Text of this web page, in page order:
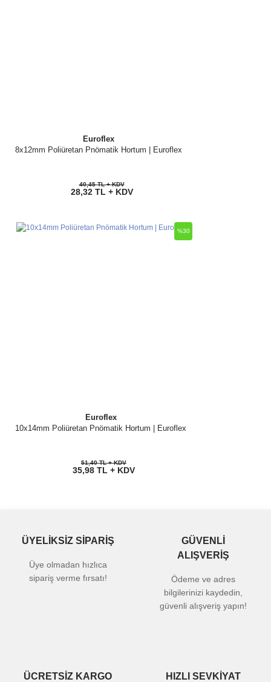
Euroflex
8x12mm Poliüretan Pnömatik Hortum | Euroflex
40,45 TL + KDV
28,32 TL + KDV
Euroflex
10x14mm Poliüretan Pnömatik Hortum | Euroflex
%30
51,40 TL + KDV
35,98 TL + KDV
ÜYELİKSİZ SİPARİŞ
Üye olmadan hızlıca
sipariş verme fırsatı!
GÜVENLİ
ALIŞVERİŞ
Ödeme ve adres
bilgilerinizi kaydedin,
güvenli alışveriş yapın!
ÜCRETSİZ KARGO HIZLI SEVKİYAT